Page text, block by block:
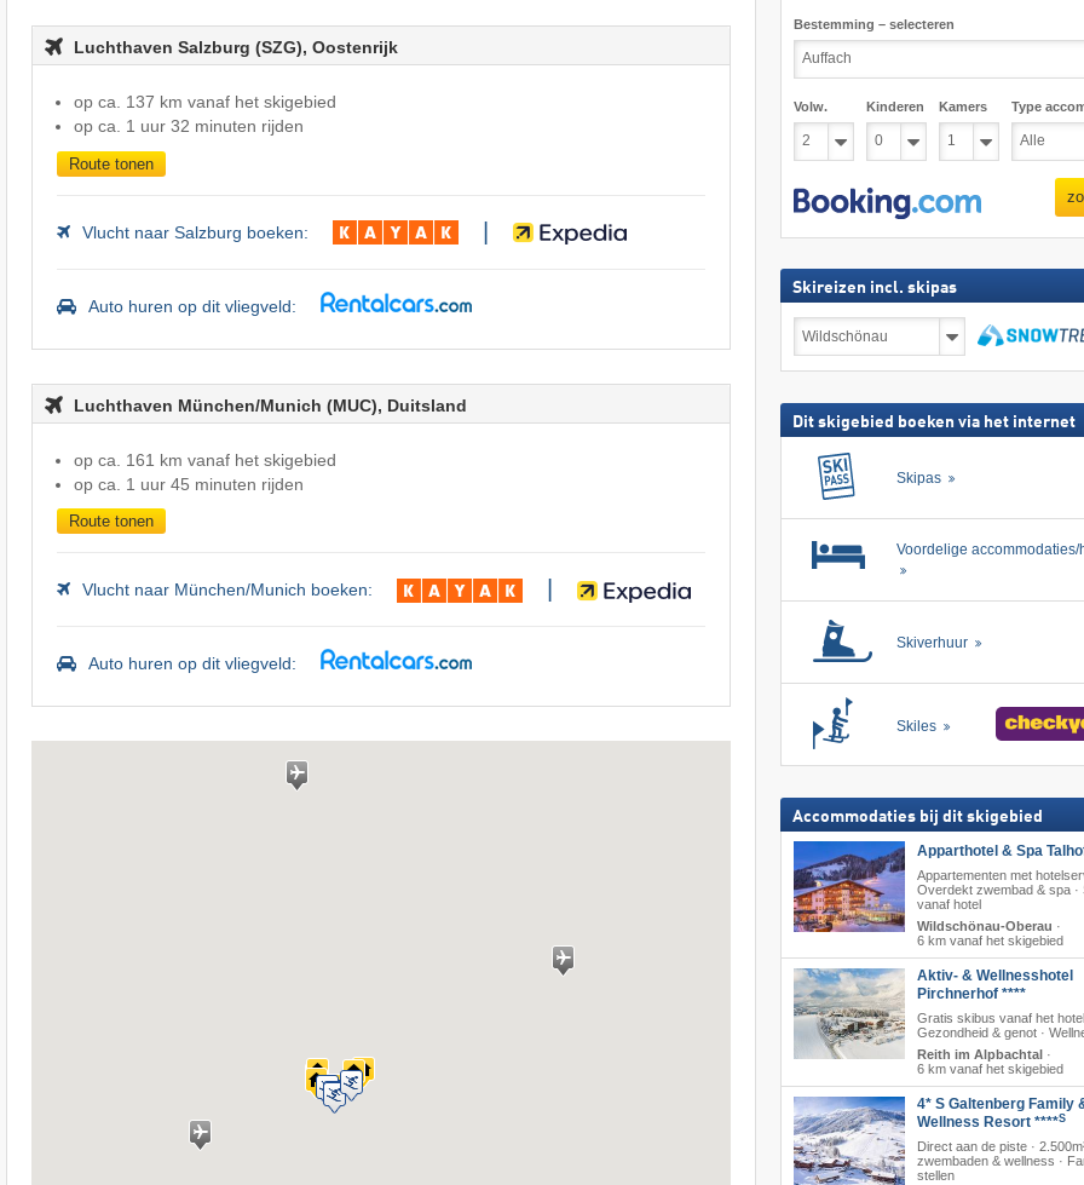
Luchthaven Salzburg (SZG), Oostenrijk
op ca. 137 km vanaf het skigebied
op ca. 1 uur 32 minuten rijden
Route tonen
Vlucht naar Salzburg boeken: |
Auto huren op dit vliegveld:
Luchthaven München/Munich (MUC), Duitsland
op ca. 161 km vanaf het skigebied
op ca. 1 uur 45 minuten rijden
Route tonen
Vlucht naar München/Munich boeken:
Auto huren op dit vliegveld:
Bestemming – selecteren
Volw. Kinderen Kamers Type
Skireizen incl. skipas
incl.
Dit skigebied boeken via het internet
Skipas
Voordelige accommodaties/
Skiverhuur
Skiles
Accommodaties bij dit skigebied
Apparthotel & Spa
Appartementen met
Overdekt zwembad & spa ·
vanaf hotel
Wildschönau-Oberau ·
6 km vanaf het skigebied
Aktiv- & Wellnesshotel
Pirchnerhof ****
Gratis skibus vanaf het hotel
Gezondheid & genot ·
Reith im Alpbachtal ·
6 km vanaf het skigebied
4* S Galtenberg Family
Wellness Resort ****S
Direct aan de piste ·
zwembaden & wellness ·
stellen